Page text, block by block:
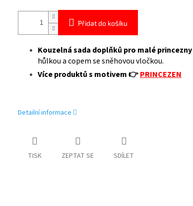
Přidat do košíku
Kouzelná sada doplňků pro malé princezny
hůlkou a copem se sněhovou vločkou.
Více produktů s motivem 👉PRINCEZEN
Detailní informace
TISK ZEPTAT SE SDÍLET